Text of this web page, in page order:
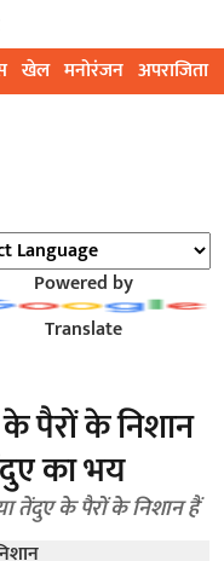
खेल मनोरंजन अपराजिता
Powered by
Translate
पैरों के निशान
का भय
तेंदुए के पैरों के निशान हैं